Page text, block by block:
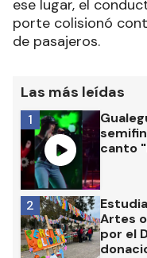
ese lugar, el
porte colisionó
de pasajeros.
Las más leídas
canto
1
Artes
por el
2